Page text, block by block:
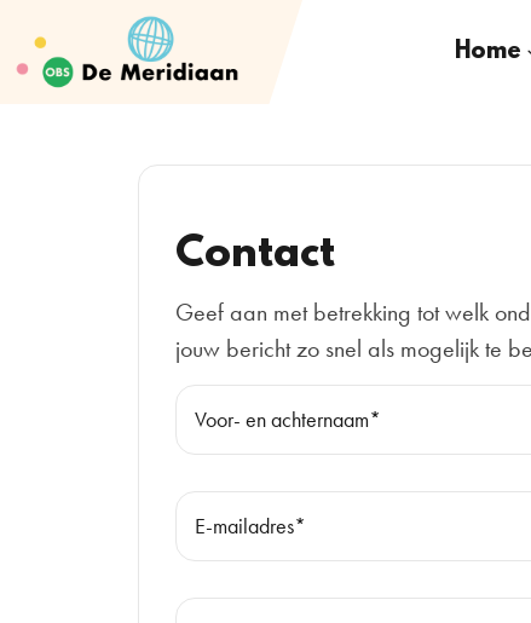
Home
Contact
Geef aan met betrekking tot welk
jouw bericht zo snel als mogelijk te